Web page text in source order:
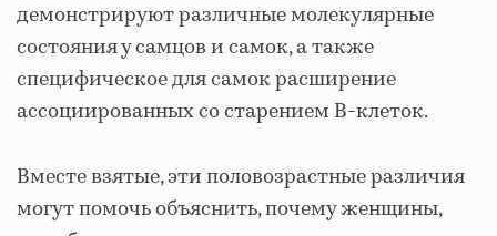
демонстрируют различные молекулярные
состояния у самцов и самок, а также
специфическое для самок расширение
ассоциированных со старением B-клеток.
Вместе взятые, эти половозрастные различия
могут помочь объяснить, почему женщины,